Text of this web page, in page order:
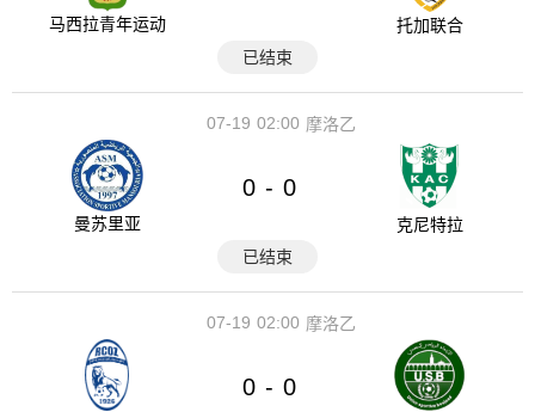
马西拉青年运动
托加联合
已结束
02:00
07-19 摩洛乙
曼苏里亚
0 - 0
克尼特拉
已结束
02:00
07-19 摩洛乙
0 - 0